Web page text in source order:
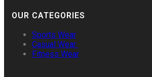
OUR CATEGORIES
Sports Wear
Casual Wear
Fitness Wear